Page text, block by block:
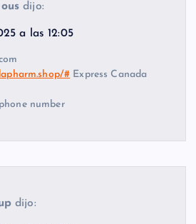
dijo:
a las 12:05
# Express Canada
number
dijo: